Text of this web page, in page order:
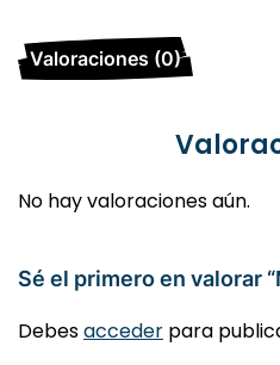
Valoraciones (0)
No hay valoraciones aún.
Sé el primero en valorar
Debesacceder para